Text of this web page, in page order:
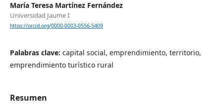
María Teresa Martínez Fernández
Universidad Jaume I
https://orcid.org/0000-0003-0556-5409
Palabras clave: capital social, emprendimiento, territorio,
emprendimiento turístico rural
Resumen